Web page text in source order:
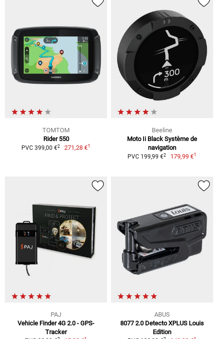
TOMTOM
Rider 550
PVC 399,00 €2 271,28 €1
Beeline
Moto Ii Black Système de
navigation
PVC 199,99 €2 179,99 €1
PAJ
Vehicle Finder 4G 2.0 - GPS-
Tracker
ABUS
8077 2.0 Detecto XPLUS Louis
Edition